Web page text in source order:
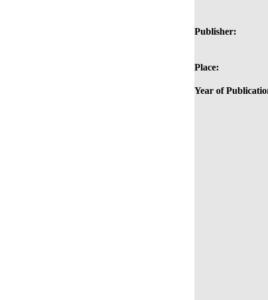
Publisher:
Place:
Year of